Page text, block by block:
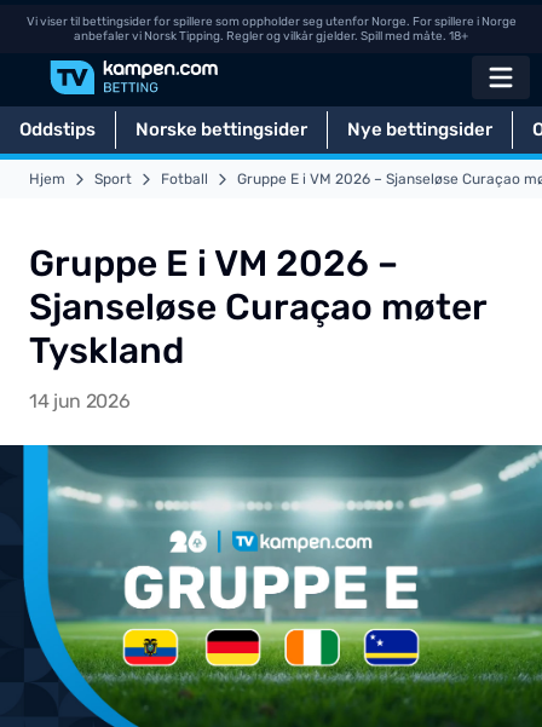
Vi viser til bettingsider for spillere som oppholder seg utenfor Norge. For spillere i Norge
anbefaler vi Norsk Tipping. Regler og vilkår gjelder. Spill med måte. 18+
Oddstips Norske bettingsider Nye bettingsider
Hjem Sport Fotball Gruppe E i VM 2026 – Sjanseløse Curaçao
Gruppe E i VM 2026 –
Sjanseløse Curaçao møter
Tyskland
14 jun 2026